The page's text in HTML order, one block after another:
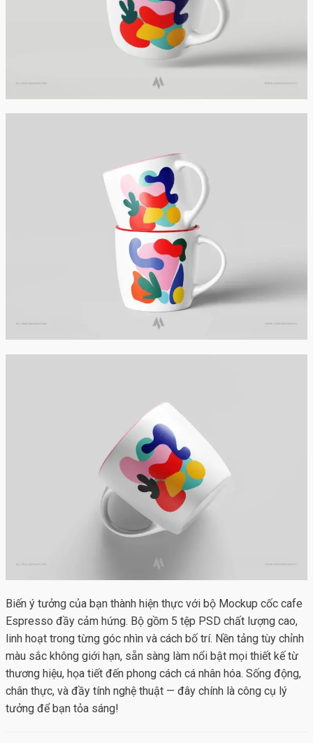
Biến ý tưởng của bạn thành hiện thực với bộ Mockup cốc cafe
Espresso đầy cảm hứng. Bộ gồm 5 tệp PSD chất lượng cao,
linh hoạt trong từng góc nhìn và cách bố trí. Nền tảng tùy chỉnh
màu sắc không giới hạn, sẵn sàng làm nổi bật mọi thiết kế từ
thương hiệu, họa tiết đến phong cách cá nhân hóa. Sống động,
chân thực, và đầy tính nghệ thuật — đây chính là công cụ lý
tưởng để bạn tỏa sáng!